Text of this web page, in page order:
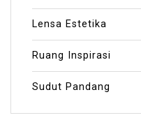
Lensa Estetika
Ruang Inspirasi
Sudut Pandang